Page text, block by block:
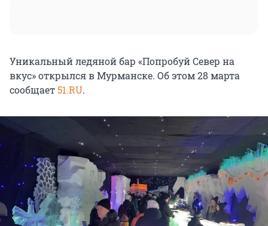
Уникальный ледяной бар «Попробуй Север на
вкус» открылся в Мурманске. Об этом28 марта
сообщает51.RU.